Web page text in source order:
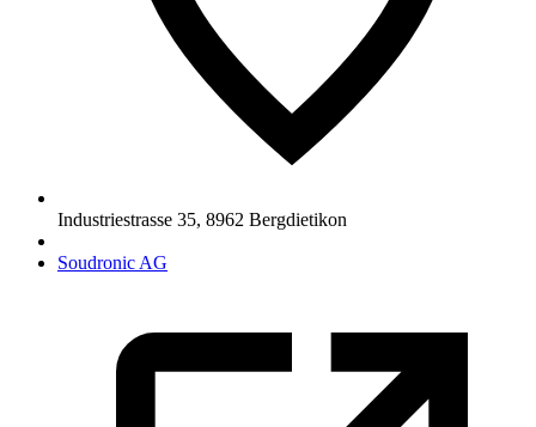
Industriestrasse 35, 8962 Bergdietikon
Soudronic AG